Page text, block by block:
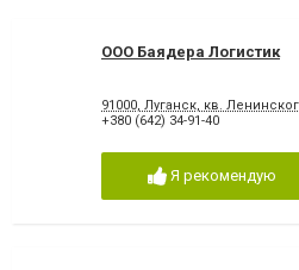
ООО Баядера Логистик
91000, Луганск, кв.
+380 (642) 34-91-40
Я рекомендую